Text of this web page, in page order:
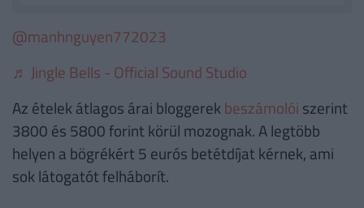
@manhnguyen772023
♬ Jingle Bells - Official Sound Studio
Az ételek átlagos árai bloggerekbeszámolói szerint
3800 és 5800 forint körül mozognak. A legtöbb
helyen a bögrékért 5 eurós betétdíjat kérnek, ami
sok látogatót felháborít.